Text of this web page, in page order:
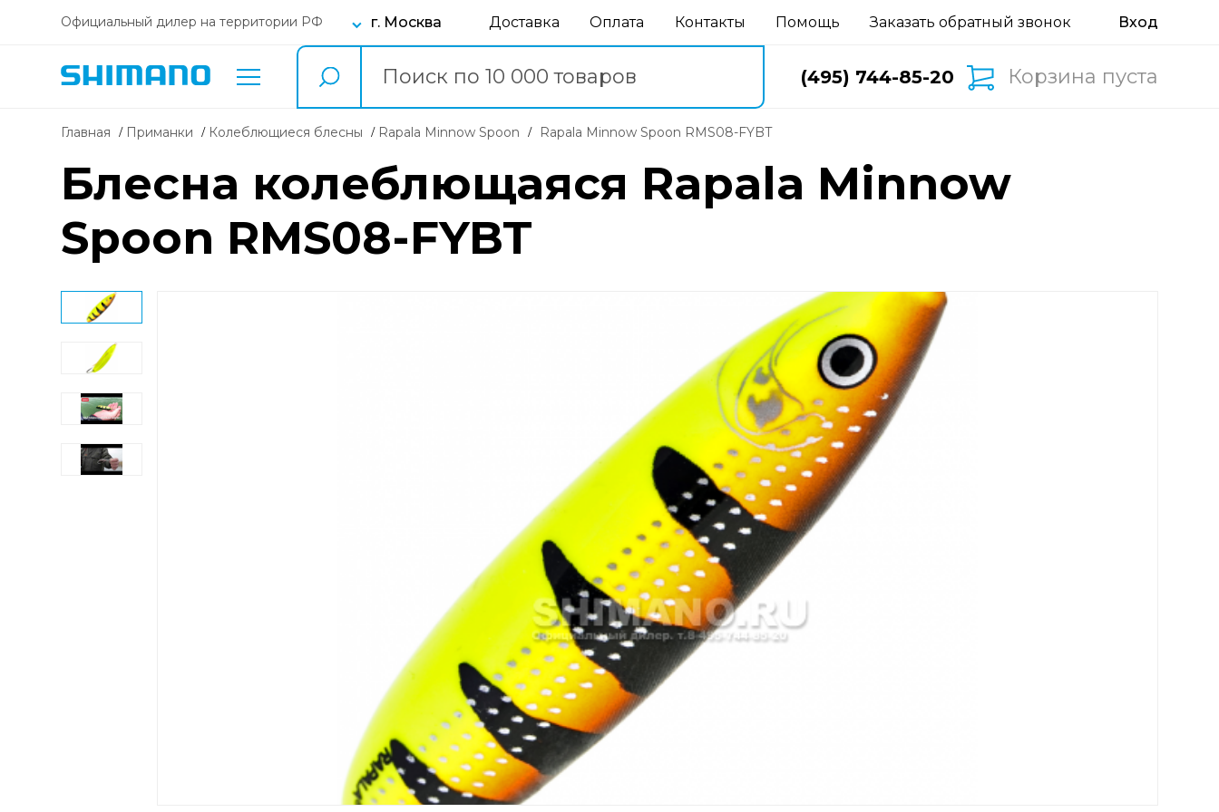
Официальный дилер на территории РФ г. Москва Доставка Оплата Контакты Помощь Заказать обратный звонок
(495) 744-85-20 Корзина пуста
Главная Приманки колеблющиеся блесны Rapala Minnow Spoon Rapala Minnow Spoon RMS08-FYBT
Блесна колеблющаяся Rapala Minnow
Spoon RMS08-FYBT